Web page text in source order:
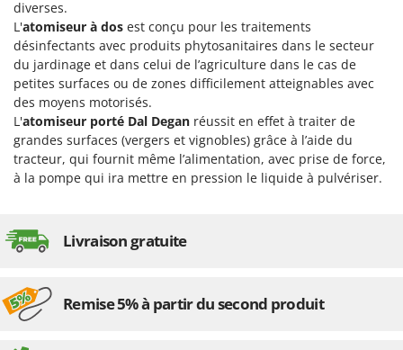
diverses.
L'atomiseur à dos est conçu pour les traitements
désinfectants avec produits phytosanitaires dans le secteur
du jardinage et dans celui de l’agriculture dans le cas de
petites surfaces ou de zones difficilement atteignables avec
des moyens motorisés.
L'atomiseur porté Dal Degan réussit en effet à traiter de
grandes surfaces (vergers et vignobles) grâce à l’aide du
tracteur, qui fournit même l’alimentation, avec prise de force,
à la pompe qui ira mettre en pression le liquide à pulvériser.
Livraison gratuite
Remise 5% à partir du second produit